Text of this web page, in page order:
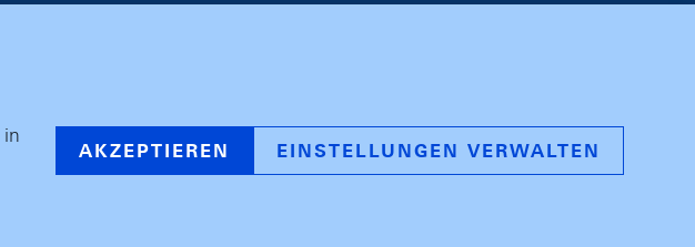
AKZEPTIEREN EINSTELLUNGEN VERWALTEN